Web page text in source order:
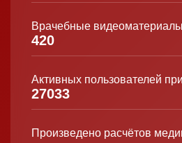
Врачебные видеоматериалы
420
Активных пользователей
27033
Произведено расчётов